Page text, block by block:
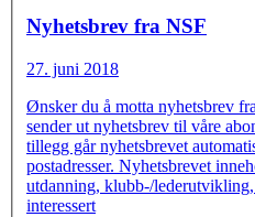
Nyhetsbrev fra NSF
27. juni 2018
Ønsker du å motta nyhetsbrev
sender ut nyhetsbrev til våre
tillegg går nyhetsbrevet
postadresser. Nyhetsbrevet
utdanning, klubb-/
interessert